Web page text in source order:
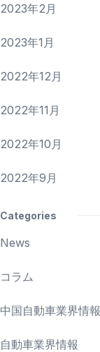
2023年2月
2023年1月
2022年12月
2022年11月
2022年10月
2022年9月
Categories
News
コラム
中国自動車業界情報
自動車業界情報